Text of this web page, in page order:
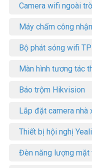
Camera wifi ngoài
Máy chấm công
Bộ phát sóng wifi
Màn hình tương tác
Báo trộm Hikvision
Lắp đặt camera nhà
Thiết bị hội nghị
Đèn năng lượng mặt